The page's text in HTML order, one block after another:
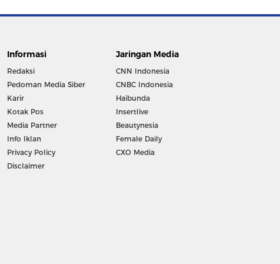
Informasi
Redaksi
Pedoman Media Siber
Karir
Kotak Pos
Media Partner
Info Iklan
Privacy Policy
Disclaimer
Jaringan Media
CNN Indonesia
CNBC Indonesia
Haibunda
Insertlive
Beautynesia
Female Daily
CXO Media